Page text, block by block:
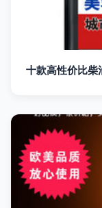
十款高性价比柴